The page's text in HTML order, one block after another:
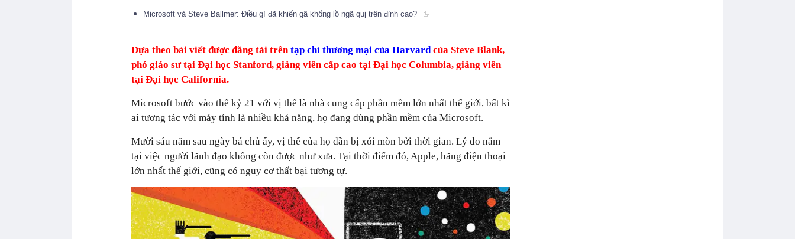
Microsoft và Steve Ballmer: Điều gì đã khiến gã khổng lồ ngã quị trên đỉnh cao?
Dựa theo bài viết được đăng tải trêntạp chí thương mại của Harvardcủa Steve Blank,
phó giáo sư tại Đại học Stanford, giảng viên cấp cao tại Đại học Columbia, giảng viên
tại Đại học California.
Microsoft bước vào thế kỷ 21 với vị thế là nhà cung cấp phần mềm lớn nhất thế giới, bất kì
ai tương tác với máy tính là nhiều khả năng, họ đang dùng phần mềm của Microsoft.
Mười sáu năm sau ngày bá chủ ấy, vị thế của họ dần bị xói mòn bởi thời gian. Lý do nằm
tại việc người lãnh đạo không còn được như xưa. Tại thời điểm đó, Apple, hãng điện thoại
lớn nhất thế giới, cũng có nguy cơ thất bại tương tự.